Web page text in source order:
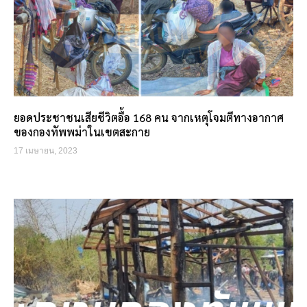
ยอดประชาชนเสียชีวิตอื้อ 168 คน จากเหตุโจมตีทางอากาศ
ของกองทัพพม่าในเขตสะกาย
17 เมษายน, 2023